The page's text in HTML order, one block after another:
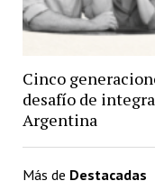
Cinco
desafío de
Argentina
Más de Destacadas